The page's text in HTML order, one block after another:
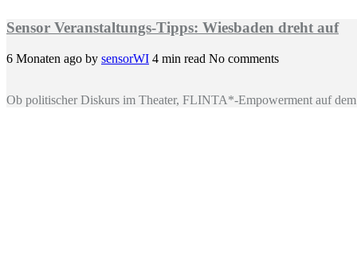
Sensor Veranstaltungs-Tipps: Wiesbaden dreht auf
6 Monaten ago by sensorWI 4 min read No comments
Ob politischer Diskurs im Theater, FLINTA*-Empowerment auf